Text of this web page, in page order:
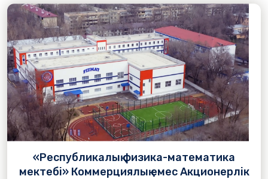
«Республикалық физика-математика
мектебі» Коммерциялық емес Акционерлік